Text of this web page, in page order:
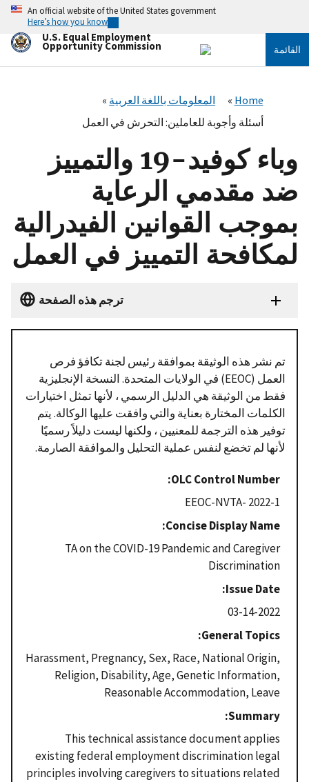
تجاوز
المحتوى
الرئيسي
An official website of the United States government
Here’s how you know
U.S. Equal Employment
Opportunity Commission القائمة
Home
المعلومات باللغة العربية
أسئلة وأجوبة للعاملين: التحرش في العمل
وباء كوفيد-19 والتمييز
ضد مقدمي الرعاية
بموجب القوانين الفيدرالية
لمكافحة التمييز في العمل
ترجم هذه الصفحة
تم نشر هذه الوثيقة بموافقة رئيس لجنة تكافؤ فرص
العمل (EEOC) في الولايات المتحدة. النسخة الإنجليزية
فقط من الوثيقة هي الدليل الرسمي ، لأنها تمثل اختيارات
الكلمات المختارة بعناية والتي وافقت عليها الوكالة. يتم
توفير هذه الترجمة للمعنيين ، ولكنها ليست دليلاً رسميًا
لأنها لم تخضع لنفس عملية التحليل والموافقة الصارمة.
OLC Control Number
EEOC-NVTA- 2022-1
Concise Display Name
TA on the COVID-19 Pandemic and Caregiver
Discrimination
Issue Date
03-14-2022
General Topics
Harassment, Pregnancy, Sex, Race, National Origin,
Religion, Disability, Age, Genetic Information,
Reasonable Accommodation, Leave
Summary
This technical assistance document applies
existing federal employment discrimination legal
principles involving caregivers to situations related